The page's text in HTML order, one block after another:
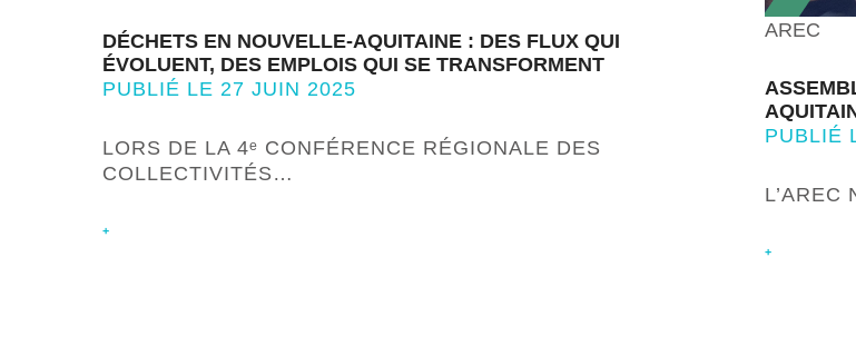
DÉCHETS EN NOUVELLE-AQUITAINE : DES FLUX QUI
ÉVOLUENT, DES EMPLOIS QUI SE TRANSFORMENT
PUBLIÉ LE 27 JUIN 2025
LORS DE LA 4ᵉ CONFÉRENCE RÉGIONALE DES
COLLECTIVITÉS…
+
AREC
PUBLIÉ
L’AREC
+